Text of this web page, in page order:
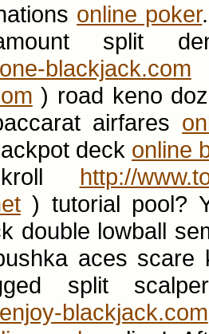
online poker
split
blackjack.com
) road keno
airfares
deck online
http://
) tutorial pool?
double lowball
aces
split
blackjack.com